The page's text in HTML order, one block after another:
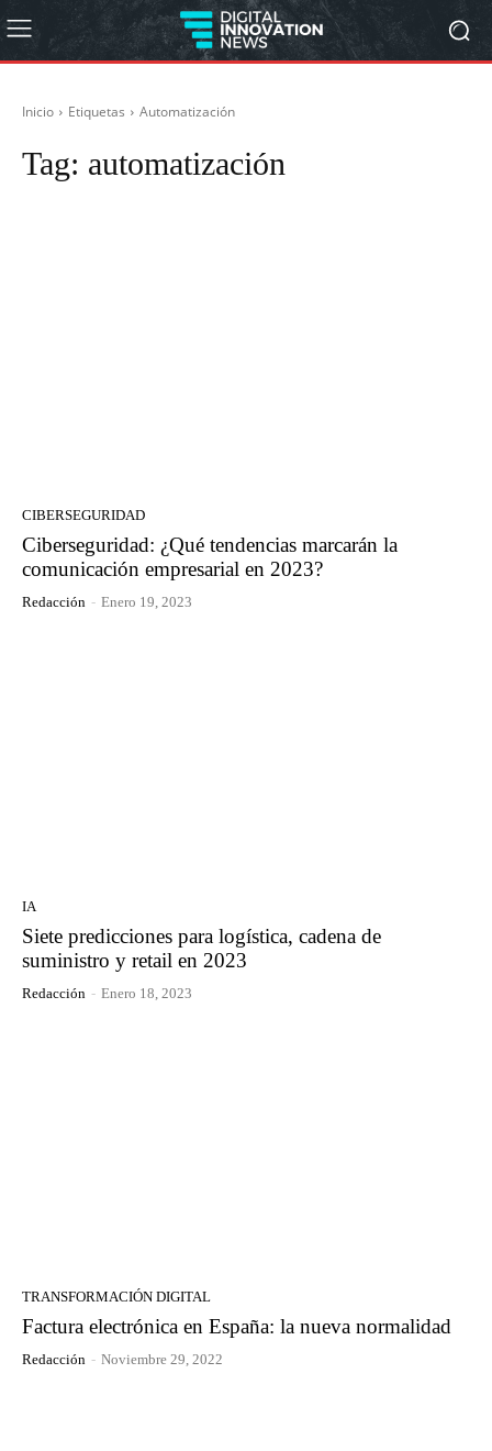
Inicio Etiquetas Automatización
Tag: automatización
CIBERSEGURIDAD
Ciberseguridad: ¿Qué tendencias marcarán la
comunicación empresarial en 2023?
Redacción - Enero 19, 2023
IA
Siete predicciones para logística, cadena de
suministro y retail en 2023
Redacción - Enero 18, 2023
TRANSFORMACIÓN DIGITAL
Factura electrónica en España: la nueva normalidad
Redacción - Noviembre 29, 2022